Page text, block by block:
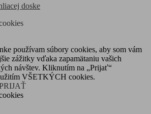
doske
používam súbory cookies, aby som vám
zážitky vďaka zapamätaniu vašich
návštev. Kliknutím na „Prijať“
VŠETKÝCH cookies.